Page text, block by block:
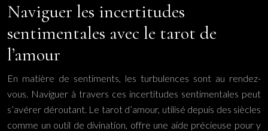
Naviguer les incertitudes
sentimentales avec le tarot de
l’amour
En matière de sentiments, les turbulences sont au rendez-
vous. Naviguer à travers ces incertitudes sentimentales peut
s’avérer déroutant. Le tarot d’amour, utilisé depuis des siècles
comme un outil de divination, offre une aide précieuse pour y